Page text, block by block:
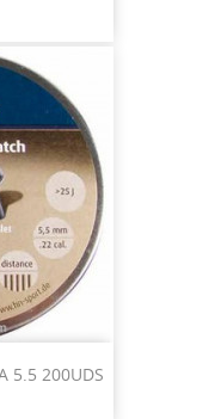
5.5 200UDS